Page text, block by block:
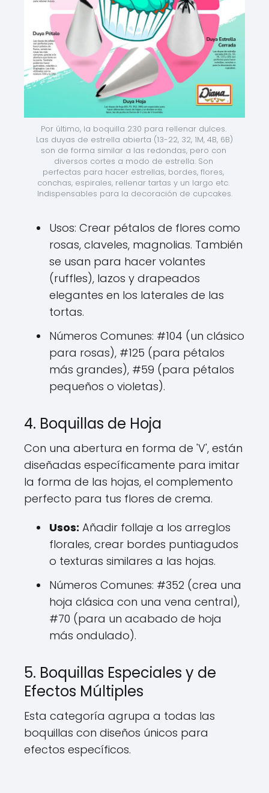
Por último, la boquilla 230 para rellenar dulces.
Las duyas de estrella abierta (13-22, 32, 1M, 4B, 6B)
son de forma similar a las redondas, pero con
diversos cortes a modo de estrella. Son
perfectas para hacer estrellas, bordes, flores,
conchas, espirales, rellenar tartas y un largo etc.
Indispensables para la decoración de cupcakes.
Usos: Crear pétalos de flores como
rosas, claveles, magnolias. También
se usan para hacer volantes
(ruffles), lazos y drapeados
elegantes en los laterales de las
tortas.
Números Comunes: #104 (un clásico
para rosas), #125 (para pétalos
más grandes), #59 (para pétalos
pequeños o violetas).
4. Boquillas de Hoja
Con una abertura en forma de 'V', están
diseñadas específicamente para imitar
la forma de las hojas, el complemento
perfecto para tus flores de crema.
Usos: Añadir follaje a los arreglos
florales, crear bordes puntiagudos
o texturas similares a las hojas.
Números Comunes: #352 (crea una
hoja clásica con una vena central),
#70 (para un acabado de hoja
más ondulado).
5. Boquillas Especiales y de
Efectos Múltiples
Esta categoría agrupa a todas las
boquillas con diseños únicos para
efectos específicos.